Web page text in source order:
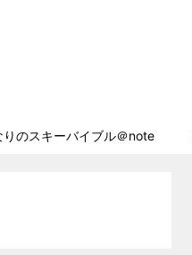
りのスキーバイブル＠note